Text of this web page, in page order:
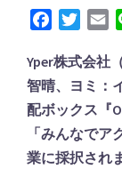
Facebook
Yper株式会社
智晴、ヨミ：
配ボックス『
「みんなで
業に採択され